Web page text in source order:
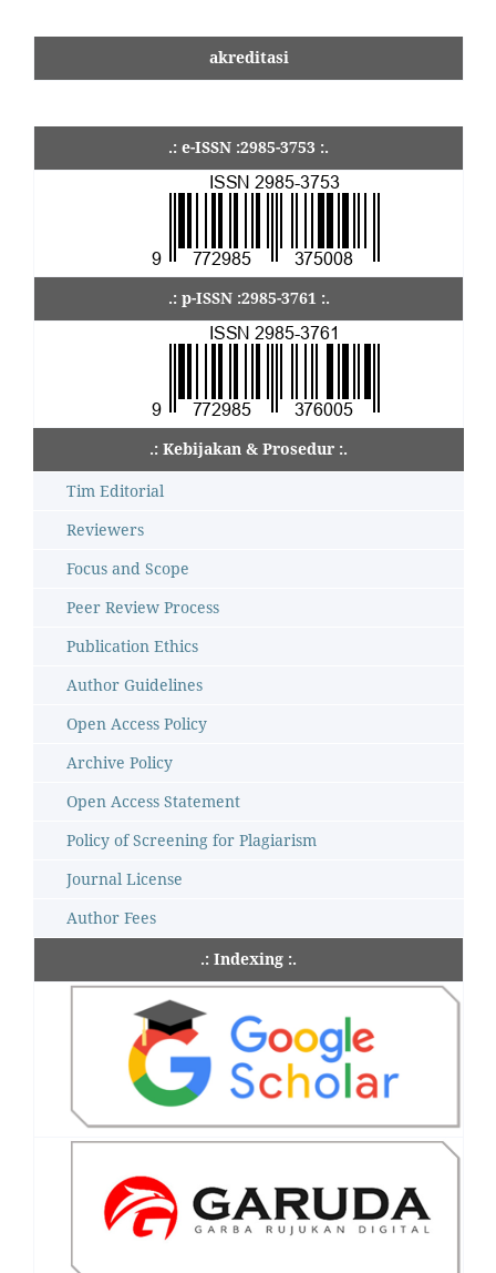
akreditasi
.: e-ISSN :2985-3753 :.
.: p-ISSN :2985-3761 :.
.: Kebijakan & Prosedur :.
Tim Editorial
Reviewers
Focus and Scope
Peer Review Process
Publication Ethics
Author Guidelines
Open Access Policy
Archive Policy
Open Access Statement
Policy of Screening for Plagiarism
Journal License
Author Fees
.: Indexing :.